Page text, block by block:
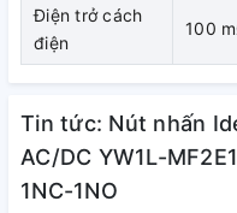
Điện trở cách
điện
100
Tin tức: Nút nhấn
AC/DC YW1L-
1NC-1NO